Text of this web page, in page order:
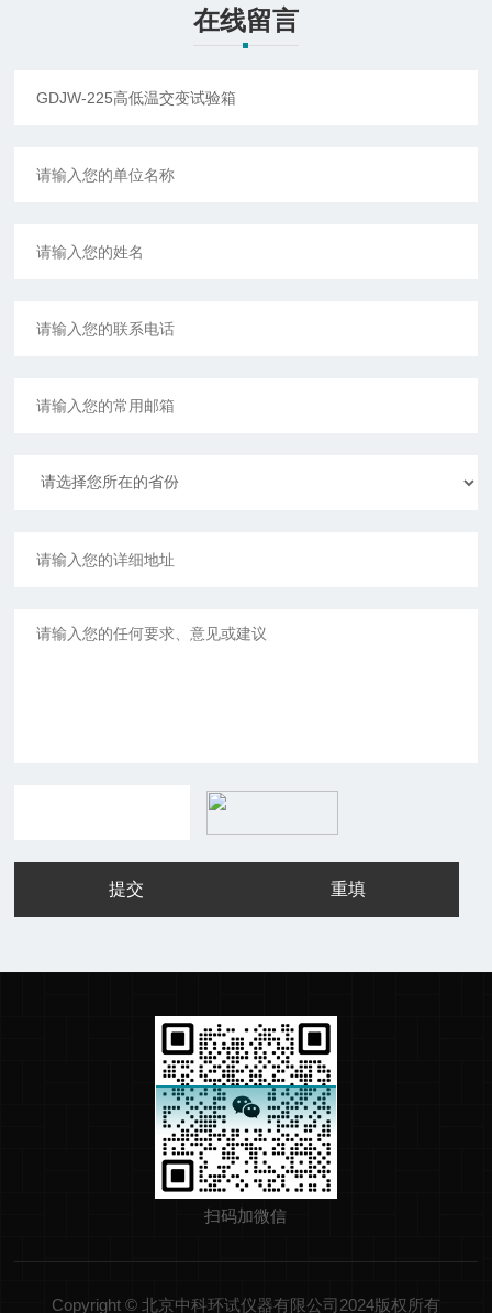
在线留言
扫码加微信
Copyright © 北京中科环试仪器有限公司2024版权所有